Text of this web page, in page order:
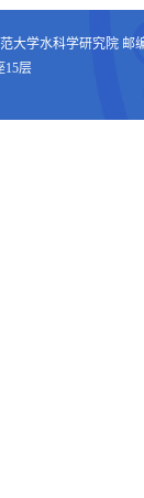
大学水科学研究院 邮
15层